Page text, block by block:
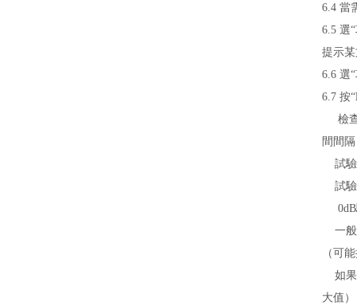
6.4 當
6.5 選
提示
6.6 選
6.7 按“
檢查
間間
試驗
試驗
0dB
一般
（可
如果
大值